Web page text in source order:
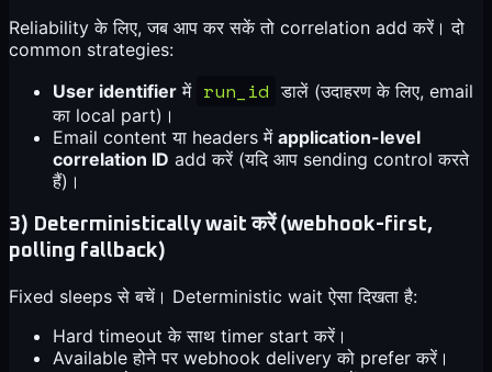
Reliability के लिए, जब आप कर सकें तो correlation add करें। दो
common strategies:
User identifier में run_id डालें (उदाहरण के लिए, email
का local part)।
Email content या headers में application-level
correlation ID add करें (यदि आप sending control करते
हैं)।
3) Deterministically wait करें (webhook-first,
polling fallback)
Fixed sleeps से बचें। Deterministic wait ऐसा दिखता है:
Hard timeout के साथ timer start करें।
Available होने पर webhook delivery को prefer करें।